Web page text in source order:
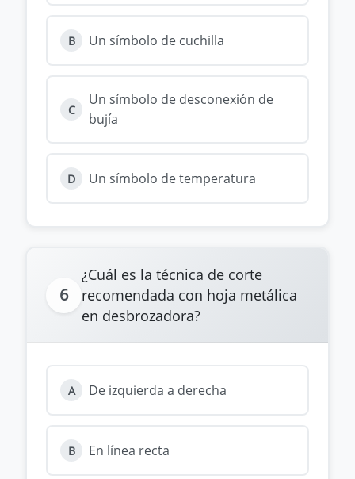
B Un símbolo de cuchilla
C
Un símbolo de desconexión de
bujía
D Un símbolo de temperatura
6
¿Cuál es la técnica de corte
recomendada con hoja metálica
en desbrozadora?
A De izquierda a derecha
B En línea recta